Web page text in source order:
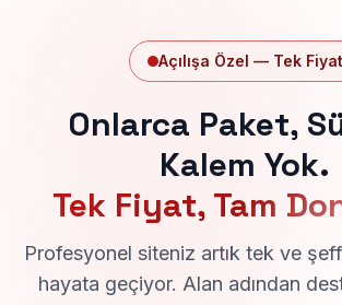
Açılışa Özel — Tek Fiyat
Onlarca Paket,
Kalem Yok.
Tek Fiyat, Tam
Profesyonel siteniz artık tek ve
hayata geçiyor. Alan adından